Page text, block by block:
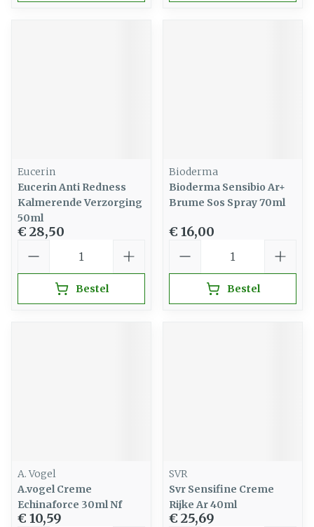
Eucerin
Eucerin Anti Redness
Kalmerende Verzorging
50ml
€ 28,50
Bestel
Bioderma
Bioderma Sensibio Ar+
Brume Sos Spray 70ml
€ 16,00
Bestel
A. Vogel
A.vogel Creme
Echinaforce 30ml Nf
€ 10,59
SVR
Svr Sensifine Creme
Rijke Ar 40ml
€ 25,69